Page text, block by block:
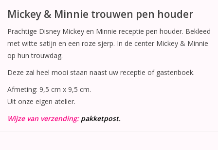
Mickey & Minnie trouwen pen houder
Prachtige Disney Mickey en Minnie receptie pen houder. Bekleed
met witte satijn en een roze sjerp. In de center Mickey & Minnie
op hun trouwdag.
Deze zal heel mooi staan naast uw receptie of gastenboek.
Afmeting: 9,5 cm x 9,5 cm.
Uit onze eigen atelier.
Wijze van verzending: pakketpost.